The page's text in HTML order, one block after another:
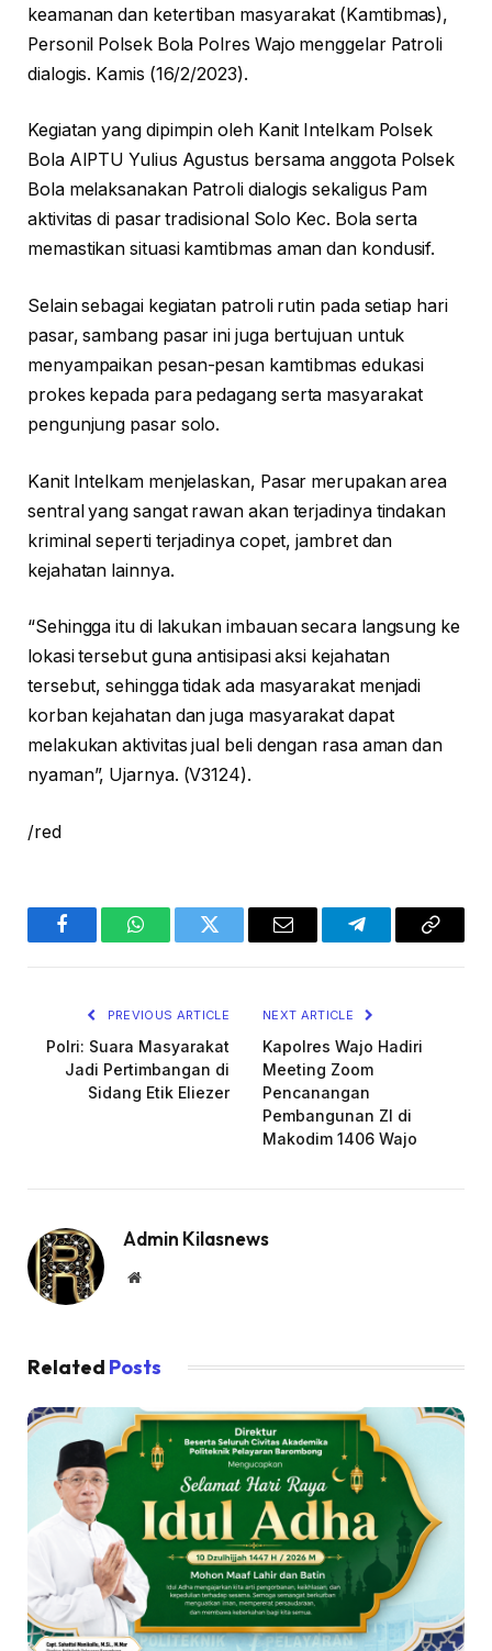
keamanan dan ketertiban masyarakat (Kamtibmas),
Personil Polsek Bola Polres Wajo menggelar Patroli
dialogis. Kamis (16/2/2023).
Kegiatan yang dipimpin oleh Kanit Intelkam Polsek
Bola AIPTU Yulius Agustus bersama anggota Polsek
Bola melaksanakan Patroli dialogis sekaligus Pam
aktivitas di pasar tradisional Solo Kec. Bola serta
memastikan situasi kamtibmas aman dan kondusif.
Selain sebagai kegiatan patroli rutin pada setiap hari
pasar, sambang pasar ini juga bertujuan untuk
menyampaikan pesan-pesan kamtibmas edukasi
prokes kepada para pedagang serta masyarakat
pengunjung pasar solo.
Kanit Intelkam menjelaskan, Pasar merupakan area
sentral yang sangat rawan akan terjadinya tindakan
kriminal seperti terjadinya copet, jambret dan
kejahatan lainnya.
“Sehingga itu di lakukan imbauan secara langsung ke
lokasi tersebut guna antisipasi aksi kejahatan
tersebut, sehingga tidak ada masyarakat menjadi
korban kejahatan dan juga masyarakat dapat
melakukan aktivitas jual beli dengan rasa aman dan
nyaman”, Ujarnya. (V3124).
/red
FacebookWhatsAppTwitter Email TelegramCopy
PREVIOUS ARTICLE
Polri: Suara Masyarakat
Jadi Pertimbangan di
Sidang Etik Eliezer
NEXT ARTICLE
Kapolres Wajo Hadiri
Meeting Zoom
Pencanangan
Pembangunan ZI di
Makodim 1406 Wajo
Admin Kilasnews
Website
Related Posts